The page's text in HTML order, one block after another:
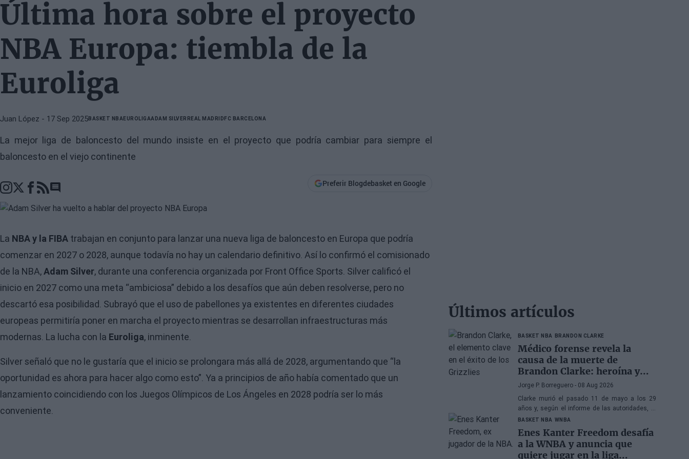
Última hora sobre el proyecto
NBA Europa: tiembla de la
Euroliga
Juan López - 17 Sep 2025BASKET NBAEUROLIGAADAM SILVER REAL MADRIDFC BARCELONA
La mejor liga de baloncesto del mundo insiste en el proyecto que podría cambiar para siempre el
baloncesto en el viejo continente
Go to comments section
Preferir Blogdebasket en Google
La NBA y la FIBA trabajan en conjunto para lanzar una nueva liga de baloncesto en Europa que podría
comenzar en 2027 o 2028, aunque todavía no hay un calendario definitivo. Así lo confirmó el comisionado
de la NBA,Adam Silver, durante una conferencia organizada por Front Office Sports. Silver calificó el
inicio en 2027 como una meta “ambiciosa” debido a los desafíos que aún deben resolverse, pero no
descartó esa posibilidad. Subrayó que el uso de pabellones ya existentes en diferentes ciudades
europeas permitiría poner en marcha el proyecto mientras se desarrollan infraestructuras más
modernas. La lucha con la Euroliga, inminente.
Silver señaló que no le gustaría que el inicio se prolongara más allá de 2028, argumentando que “la
oportunidad es ahora para hacer algo como esto”. Ya a principios de año había comentado que un
lanzamiento coincidiendo con los Juegos Olímpicos de Los Ángeles en 2028 podría ser lo más
conveniente.
Últimos artículos
BASKET NBA BRANDON CLARKE
Médico forense revela la
causa de la muerte de
Brandon Clarke: heroína y
cocaína
Jorge P. Borreguero- 08 Aug 2026
Clarke murió el pasado 11 de mayo a los 29
años y, según el informe de las autoridades, la
causa de la muerte fueron los efectos de la
heroína y la cocaína
BASKET NBA WNBA
Enes Kanter Freedom desafía
a la WNBA y anuncia que
quiere jugar en la liga